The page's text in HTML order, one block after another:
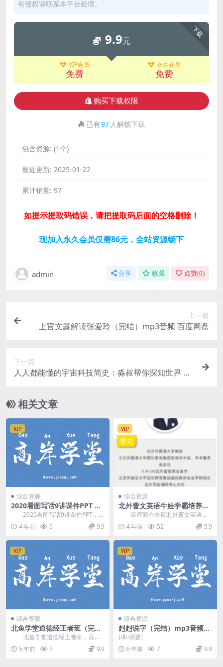
有侵权请联系本平台处理。
下载
9.9元
VIP会员
免费
永久会员
免费
购买下载权限
已有97 人解锁下载
包含资源: (1个)
最近更新: 2025-01-22
累计销量: 97
如提示提取码错误，请把提取码后面的空格删除！
现加入永久会员仅需86元，全站资源畅下
admin 分享 收藏 点赞(0)
上一篇
上官文露解读张爱玲（完结）mp3音频 百度网盘
下一篇
人人都能懂的宇宙科技简史：淼叔帮你探知世界 m
相关文章
VIP
综合资源
2020看图写话9讲课件PPT 百
度网盘分享
2020看图写话9讲课件PPT，4
4.7M百度网盘分享PPT课件。
资源目...
4 年前 6 9.9
VIP
综合资源
北外曹文英语牛娃学霸培养学
习攻略音频课程(50讲 含电子
讲义)
课程简介本篇北外曹文英语牛
蛙学霸培养攻略音频课，课程原
名：如何把孩子培养成英...
4 年前 52 9.9
VIP
综合资源
北鱼学堂道德经王者班（完
结）百度网盘分享
北鱼学堂道德经王者班，完结
版百度网盘分享国学大语文课程38.
0G高清视频。 ...
5 年前 3 9.9
VIP
综合资源
赳赳说字（完结）mp3音频
百度网盘
[db:摘要]
6 年前
7 9.9